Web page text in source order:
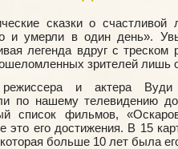
сказки о
и умерли в один день».
легенда вдруг с треском
зрителей лишь
режиссера и актера
по нашему телевидению
список фильмов,
его достижения. В 15
больше 10 лет была